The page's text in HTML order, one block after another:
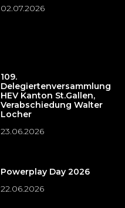
02.07.2026
109.
Delegiertenversammlung
HEV Kanton St.Gallen,
Verabschiedung Walter
Locher
23.06.2026
Powerplay Day 2026
22.06.2026